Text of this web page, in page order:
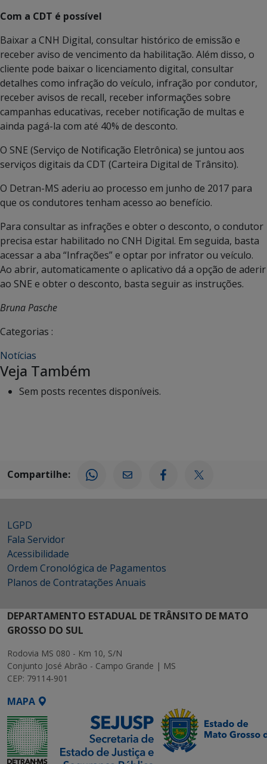
Com a CDT é possível
Baixar a CNH Digital, consultar histórico de emissão e
receber aviso de vencimento da habilitação. Além disso, o
cliente pode baixar o licenciamento digital, consultar
detalhes como infração do veículo, infração por condutor,
receber avisos de recall, receber informações sobre
campanhas educativas, receber notificação de multas e
ainda pagá-la com até 40% de desconto.
O SNE (Serviço de Notificação Eletrônica) se juntou aos
serviços digitais da CDT (Carteira Digital de Trânsito).
O Detran-MS aderiu ao processo em junho de 2017 para
que os condutores tenham acesso ao benefício.
Para consultar as infrações e obter o desconto, o condutor
precisa estar habilitado no CNH Digital. Em seguida, basta
acessar a aba “Infrações” e optar por infrator ou veículo.
Ao abrir, automaticamente o aplicativo dá a opção de aderir
ao SNE e obter o desconto, basta seguir as instruções.
Bruna Pasche
Categorias :
Notícias
Veja Também
Sem posts recentes disponíveis.
Compartilhe:
LGPD
Fala Servidor
Acessibilidade
Ordem Cronológica de Pagamentos
Planos de Contratações Anuais
DEPARTAMENTO ESTADUAL DE TRÂNSITO DE MATO
GROSSO DO SUL
Rodovia MS 080 - Km 10, S/N
Conjunto José Abrão - Campo Grande | MS
CEP: 79114-901
MAPA